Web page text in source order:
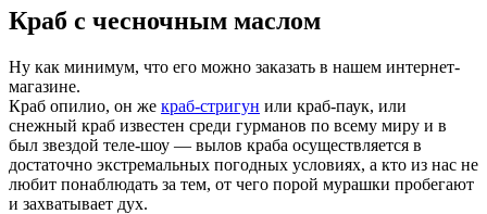
Краб с чесночным маслом
Ну как минимум, что его можно заказать в нашем интернет-
магазине.
Краб опилио, он же краб-стригун или краб-паук, или
снежный краб известен среди гурманов по всему миру и в
был звездой теле-шоу — вылов краба осуществляется в
достаточно экстремальных погодных условиях, а кто из нас не
любит понаблюдать за тем, от чего порой мурашки пробегают
и захватывает дух.